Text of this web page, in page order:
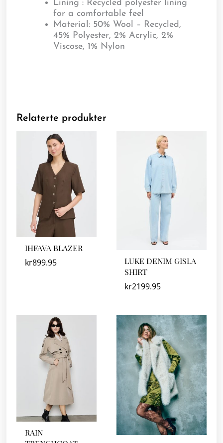
Lining : Recycled polyester lining
for a comfortable feel
Material: 50% Wool – Recycled,
45% Polyester, 2% Acrylic, 2%
Viscose, 1% Nylon
Relaterte produkter
IHFAVA BLAZER
kr899.95
LUKE DENIM GISLA
SHIRT
kr2199.95
RAIN